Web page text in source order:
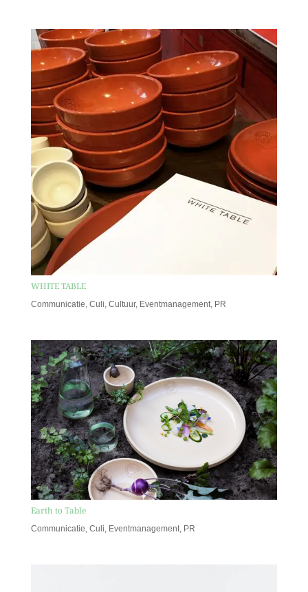
WHITE TABLE
Communicatie, Culi, Cultuur, Eventmanagement, PR
Earth to Table
Communicatie, Culi, Eventmanagement, PR